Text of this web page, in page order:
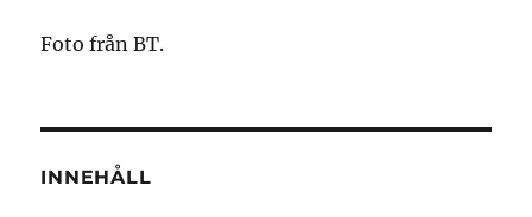
Foto från BT.
INNEHÅLL